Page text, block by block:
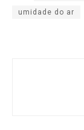
umidade do ar